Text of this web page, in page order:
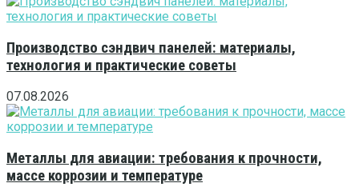
Производство сэндвич панелей: материалы,
технология и практические советы
07.08.2026
Металлы для авиации: требования к прочности,
массе коррозии и температуре